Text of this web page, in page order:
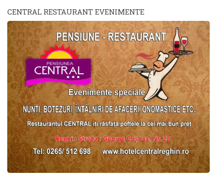
CENTRAL RESTAURANT EVENIMENTE